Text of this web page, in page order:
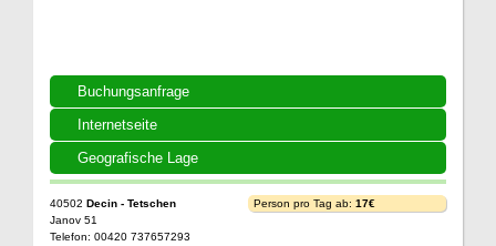
Buchungsanfrage
Internetseite
Geografische Lage
40502 Decin - Tetschen
Janov 51
Telefon: 00420 737657293
Person pro Tag ab: 17€